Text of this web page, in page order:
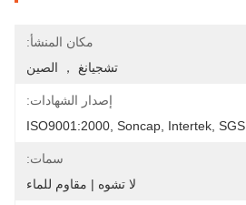
مكان المنشأ:
تشجيانغ ， الصين
إصدار الشهادات:
ISO9001:2000, Soncap, Intertek, SGS
سمات:
لا تشوه | مقاوم للماء